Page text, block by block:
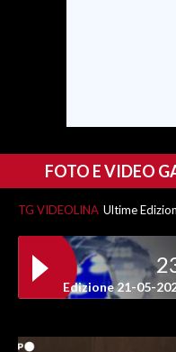
ABBONATI
ANNUNCI
PUBBLICITÀ
SPIAGGE
STORE
FOTO E VIDEO
TG VIDEOLINA Ultime
Edizione 21-05-